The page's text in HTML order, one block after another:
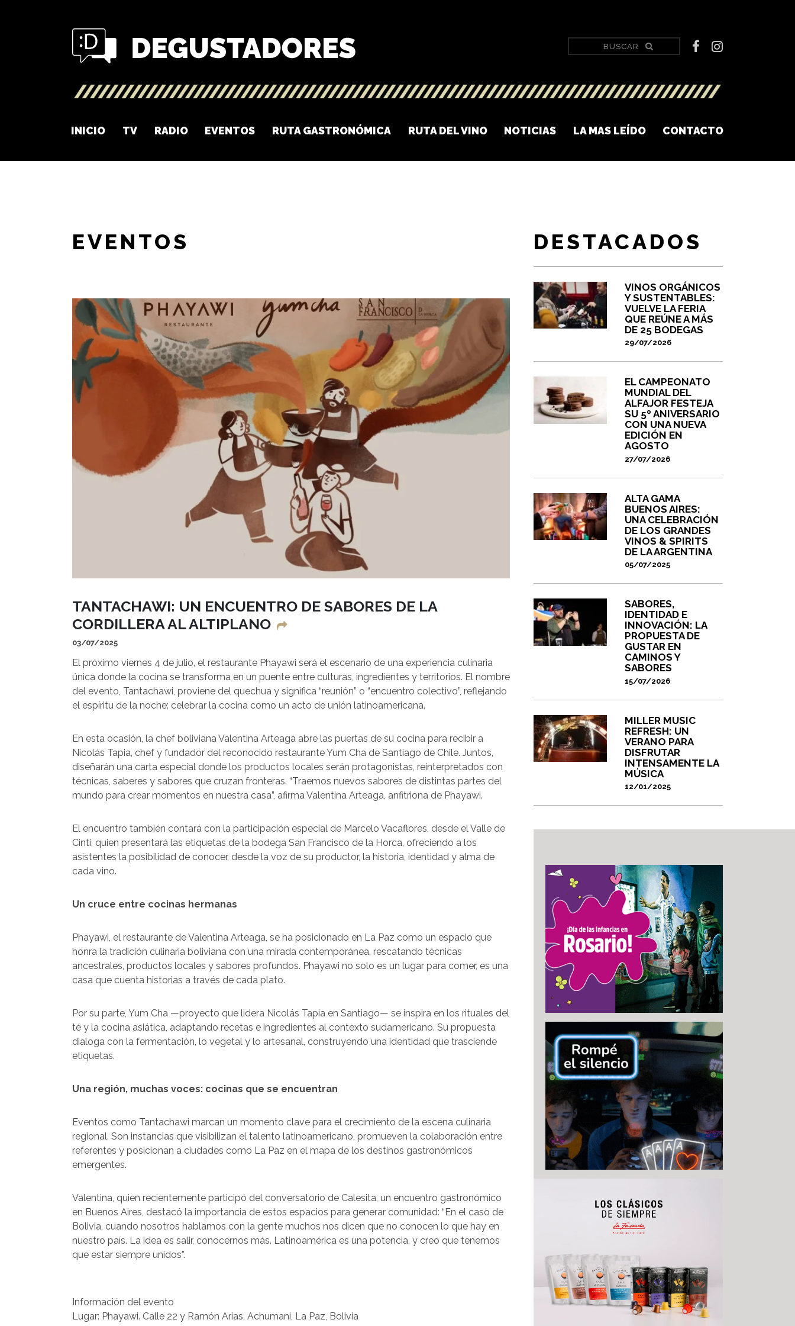
INICIO TV RADIO EVENTOS RUTA GASTRONÓMICA RUTA DEL VINO NOTICIAS LA MAS LEÍDO CONTACTO
EVENTOS
TANTACHAWI: UN ENCUENTRO DE SABORES DE LA
CORDILLERA AL ALTIPLANO
03/07/2025
El próximo viernes 4 de julio, el restaurante Phayawi será el escenario de una experiencia culinaria
única donde la cocina se transforma en un puente entre culturas, ingredientes y territorios. El nombre
del evento, Tantachawi, proviene del quechua y significa “reunión” o “encuentro colectivo”, reflejando
el espíritu de la noche: celebrar la cocina como un acto de unión latinoamericana.
En esta ocasión, la chef boliviana Valentina Arteaga abre las puertas de su cocina para recibir a
Nicolás Tapia, chef y fundador del reconocido restaurante Yum Cha de Santiago de Chile. Juntos,
diseñarán una carta especial donde los productos locales serán protagonistas, reinterpretados con
técnicas, saberes y sabores que cruzan fronteras. “Traemos nuevos sabores de distintas partes del
mundo para crear momentos en nuestra casa”, afirma Valentina Arteaga, anfitriona de Phayawi.
El encuentro también contará con la participación especial de Marcelo Vacaflores, desde el Valle de
Cinti, quien presentará las etiquetas de la bodega San Francisco de la Horca, ofreciendo a los
asistentes la posibilidad de conocer, desde la voz de su productor, la historia, identidad y alma de
cada vino.
Un cruce entre cocinas hermanas
Phayawi, el restaurante de Valentina Arteaga, se ha posicionado en La Paz como un espacio que
honra la tradición culinaria boliviana con una mirada contemporánea, rescatando técnicas
ancestrales, productos locales y sabores profundos. Phayawi no solo es un lugar para comer, es una
casa que cuenta historias a través de cada plato.
Por su parte, Yum Cha —proyecto que lidera Nicolás Tapia en Santiago— se inspira en los rituales del
té y la cocina asiática, adaptando recetas e ingredientes al contexto sudamericano. Su propuesta
dialoga con la fermentación, lo vegetal y lo artesanal, construyendo una identidad que trasciende
etiquetas.
Una región, muchas voces: cocinas que se encuentran
Eventos como Tantachawi marcan un momento clave para el crecimiento de la escena culinaria
regional. Son instancias que visibilizan el talento latinoamericano, promueven la colaboración entre
referentes y posicionan a ciudades como La Paz en el mapa de los destinos gastronómicos
emergentes.
Valentina, quien recientemente participó del conversatorio de Calesita, un encuentro gastronómico
en Buenos Aires, destacó la importancia de estos espacios para generar comunidad: “En el caso de
Bolivia, cuando nosotros hablamos con la gente muchos nos dicen que no conocen lo que hay en
nuestro país. La idea es salir, conocernos más. Latinoamérica es una potencia, y creo que tenemos
que estar siempre unidos”.
Información del evento
Lugar: Phayawi. Calle 22 y Ramón Arias, Achumani, La Paz, Bolivia
DESTACADOS
VINOS ORGÁNICOS
Y SUSTENTABLES:
VUELVE LA FERIA
QUE REÚNE A MÁS
DE 25 BODEGAS
29/07/2026
EL CAMPEONATO
MUNDIAL DEL
ALFAJOR FESTEJA
SU 5º ANIVERSARIO
CON UNA NUEVA
EDICIÓN EN
AGOSTO
27/07/2026
ALTA GAMA
BUENOS AIRES:
UNA CELEBRACIÓN
DE LOS GRANDES
VINOS & SPIRITS
DE LA ARGENTINA
05/07/2025
SABORES,
IDENTIDAD E
INNOVACIÓN: LA
PROPUESTA DE
GUSTAR EN
CAMINOS Y
SABORES
15/07/2026
MILLER MUSIC
REFRESH: UN
VERANO PARA
DISFRUTAR
INTENSAMENTE LA
MÚSICA
12/01/2025